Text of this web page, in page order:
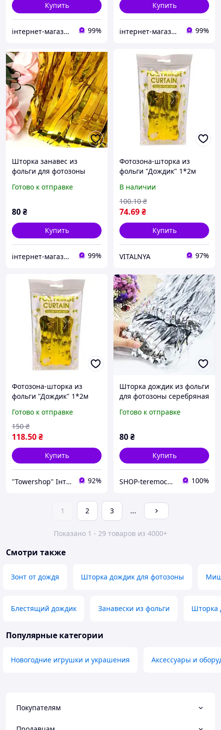
Купить
інтернет-магазин Теремок 99%
Купить
інтернет-магазин Теремок 99%
Шторка занавес из
фольги для фотозоны
декоративная шторка
Готово к отправке
80₴
Купить
інтернет-магазин Теремок 99%
Фотозона-шторка из
фольги "Дождик" 1*2м
В наличии
74.69₴
100.10 ₴
Купить
VITALNYA 97%
Фотозона-шторка из
фольги "Дождик" 1*2м
Комбинированный
Золотой (300836)
Готово к отправке
118.50₴
150 ₴
Купить
"Towershop" Інтернет-магазин 92%
Шторка дождик из фольги
для фотозоны серебряная
фольгированная серебро
Готово к отправке
80₴
Купить
SHOP-teremochek Интернет магазин 100%
1 2 3 ...
Показано 1 - 29 товаров из 4000+
Смотри также
Зонт от дождя Шторка дождик для фотозоны
Блестящий дождик Занавески из фольги Шторка
Популярные категории
Новогодние игрушки и украшения Аксессуары и
Покупателям